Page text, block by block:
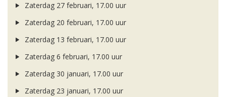
Zaterdag 27 februari, 17.00 uur
Zaterdag 20 februari, 17.00 uur
Zaterdag 13 februari, 17.00 uur
Zaterdag 6 februari, 17.00 uur
Zaterdag 30 januari, 17.00 uur
Zaterdag 23 januari, 17.00 uur